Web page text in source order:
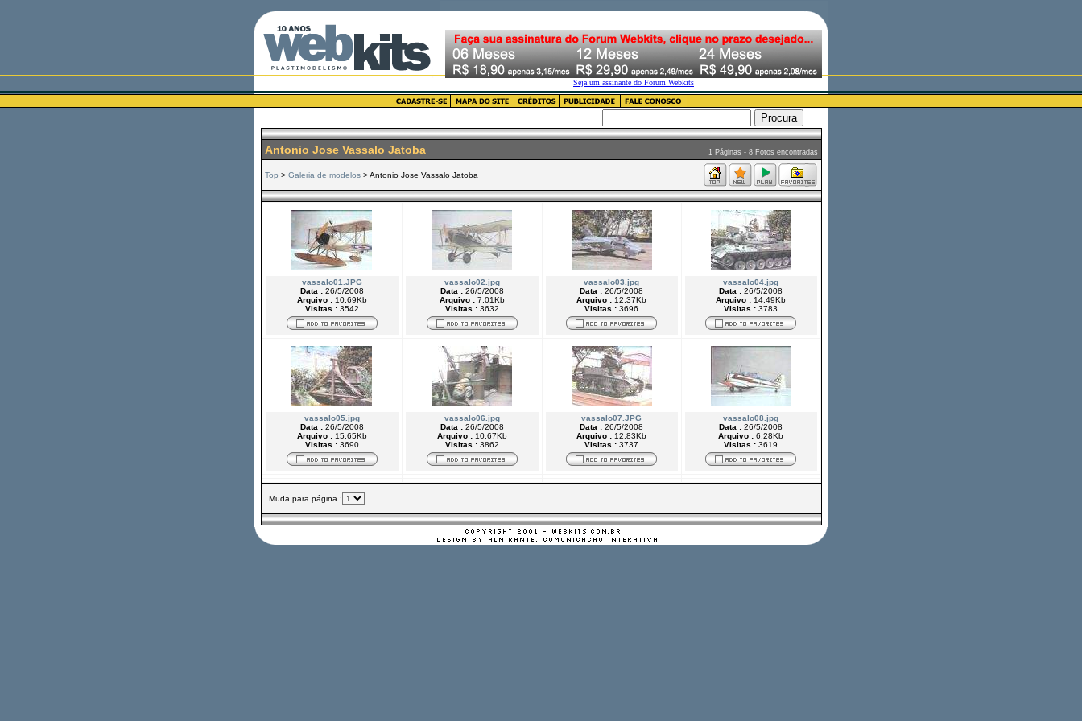
Antonio Jose Vassalo Jatoba 1 Páginas - 8 Fotos encontradas
Top > Galeria de modelos> Antonio Jose Vassalo Jatoba
vassalo01.JPG
Data : 26/5/2008
Arquivo : 10,69Kb
Visitas : 3542
vassalo02.jpg
Data : 26/5/2008
Arquivo : 7,01Kb
Visitas : 3632
vassalo03.jpg
Data : 26/5/2008
Arquivo : 12,37Kb
Visitas : 3696
vassalo04.jpg
Data : 26/5/2008
Arquivo : 14,49Kb
Visitas : 3783
vassalo05.jpg
Data : 26/5/2008
Arquivo : 15,65Kb
Visitas : 3690
vassalo06.jpg
Data : 26/5/2008
Arquivo : 10,67Kb
Visitas : 3862
vassalo07.JPG
Data : 26/5/2008
Arquivo : 12,83Kb
Visitas : 3737
vassalo08.jpg
Data : 26/5/2008
Arquivo : 6,28Kb
Visitas : 3619
Muda para página :